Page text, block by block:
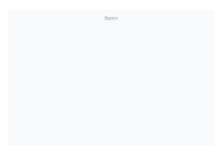
विज्ञापन